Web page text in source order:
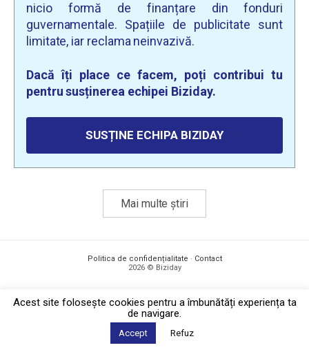
nicio formă de finanțare din fonduri
guvernamentale. Spațiile de publicitate sunt
limitate, iar reclama neinvazivă.
Dacă îți place ce facem, poți contribui tu
pentru susținerea echipei Biziday.
SUSȚINE ECHIPA BIZIDAY
Mai multe știri
Politica de confidențialitate · Contact
2026 © Biziday
Acest site foloseşte cookies pentru a îmbunătăți experiența ta
de navigare.
Accept Refuz